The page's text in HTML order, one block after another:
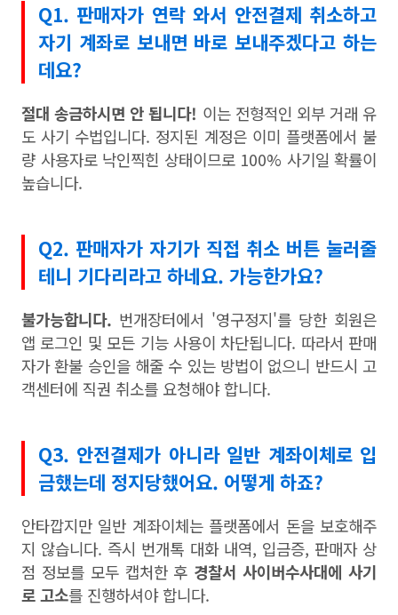
Q1. 판매자가 연락 와서 안전결제 취소하고
자기 계좌로 보내면 바로 보내주겠다고 하는
데요?
절대 송금하시면 안 됩니다! 이는 전형적인 외부 거래 유
도 사기 수법입니다. 정지된 계정은 이미 플랫폼에서 불
량 사용자로 낙인찍힌 상태이므로 100% 사기일 확률이
높습니다.
Q2. 판매자가 자기가 직접 취소 버튼 눌러줄
테니 기다리라고 하네요. 가능한가요?
불가능합니다. 번개장터에서 '영구정지'를 당한 회원은
앱 로그인 및 모든 기능 사용이 차단됩니다. 따라서 판매
자가 환불 승인을 해줄 수 있는 방법이 없으니 반드시 고
객센터에 직권 취소를 요청해야 합니다.
Q3. 안전결제가 아니라 일반 계좌이체로 입
금했는데 정지당했어요. 어떻게 하죠?
안타깝지만 일반 계좌이체는 플랫폼에서 돈을 보호해주
지 않습니다. 즉시 번개톡 대화 내역, 입금증, 판매자 상
점 정보를 모두 캡처한 후 경찰서 사이버수사대에 사기
로 고소를 진행하셔야 합니다.